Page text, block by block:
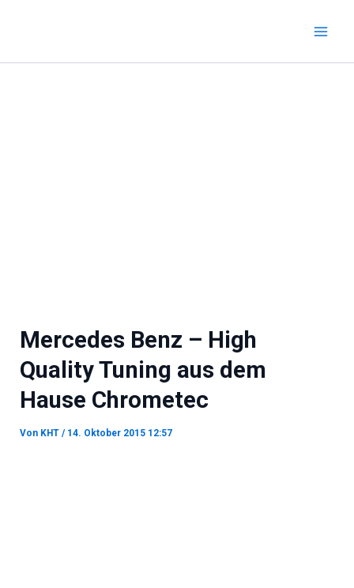
Mercedes Benz – High
Quality Tuning aus dem
Hause Chrometec
Von KHT / 14. Oktober 2015 12:57